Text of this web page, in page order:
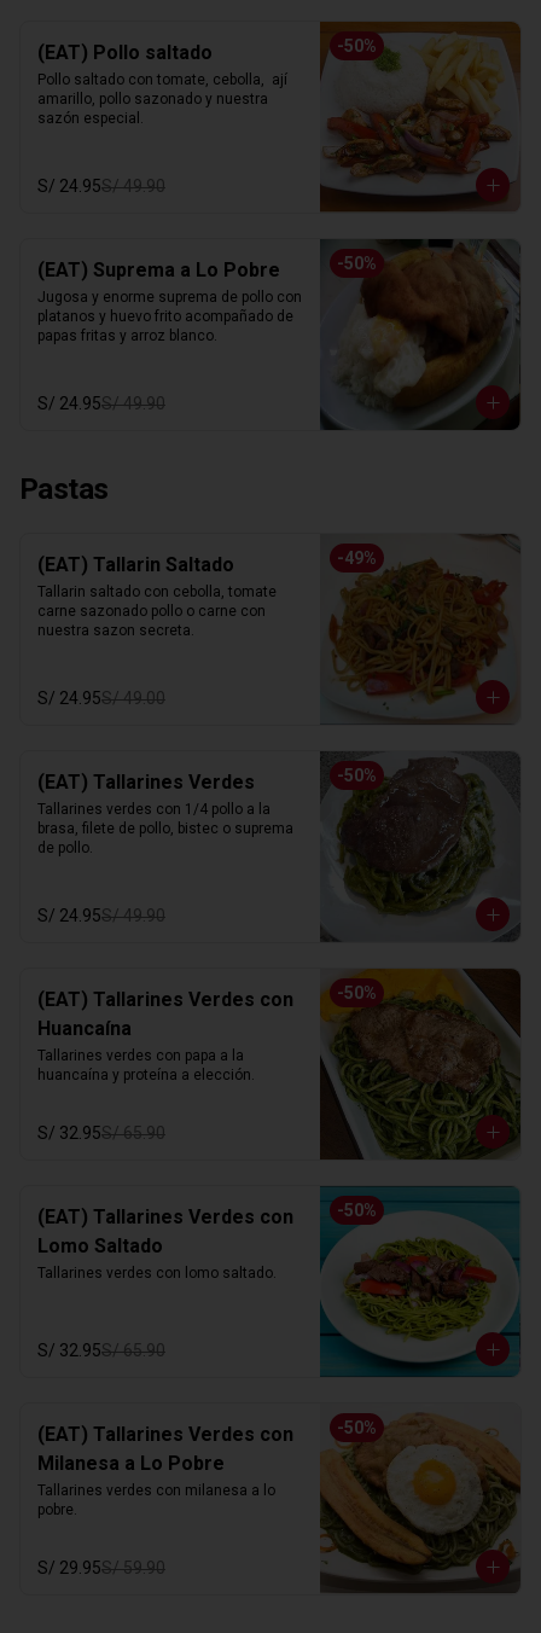
-50%
(EAT) Pollo saltado
Pollo saltado con tomate, cebolla,  ají
amarillo, pollo sazonado y nuestra
sazón especial.
S/ 24.95S/ 49.90
-50%
(EAT) Suprema a Lo Pobre
Jugosa y enorme suprema de pollo con
platanos y huevo frito acompañado de
papas fritas y arroz blanco.
S/ 24.95S/ 49.90
Pastas
-49%
(EAT) Tallarin Saltado
Tallarin saltado con cebolla, tomate
carne sazonado pollo o carne con
nuestra sazon secreta.
S/ 24.95S/ 49.00
-50%
(EAT) Tallarines Verdes
Tallarines verdes con 1/4 pollo a la
brasa, filete de pollo, bistec o suprema
de pollo.
S/ 24.95S/ 49.90
-50%
(EAT) Tallarines Verdes con
Huancaína
Tallarines verdes con papa a la
huancaína y proteína a elección.
S/ 32.95S/ 65.90
-50%
(EAT) Tallarines Verdes con
Lomo Saltado
Tallarines verdes con lomo saltado.
S/ 32.95S/ 65.90
-50%
(EAT) Tallarines Verdes con
Milanesa a Lo Pobre
Tallarines verdes con milanesa a lo
pobre.
S/ 29.95S/ 59.90